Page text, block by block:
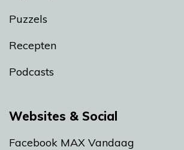
Puzzels
Recepten
Podcasts
Websites & Social
Facebook MAX Vandaag